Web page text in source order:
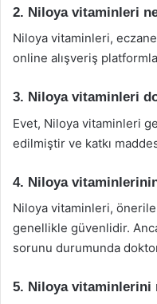
2. Niloya vitaminleri
Niloya vitaminleri,
online alışveriş
3. Niloya vitaminleri
Evet, Niloya vitaminleri
edilmiştir ve katkı
4. Niloya
Niloya vitaminleri,
genellikle güvenlidir.
sorunu durumunda
5. Niloya vitaminlerini